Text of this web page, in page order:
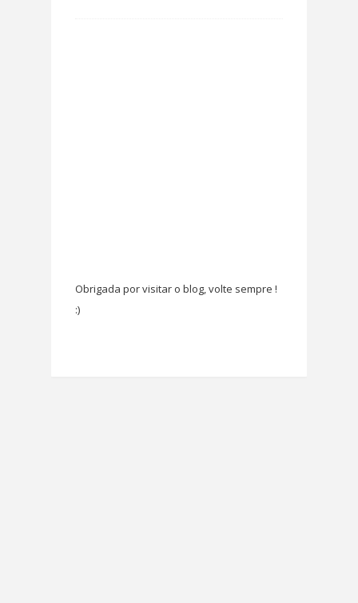
Obrigada por visitar o blog, volte sempre !
:)